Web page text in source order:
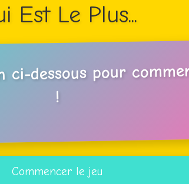
Est Le Plus...
ci-dessous pour
!
Commencer le jeu